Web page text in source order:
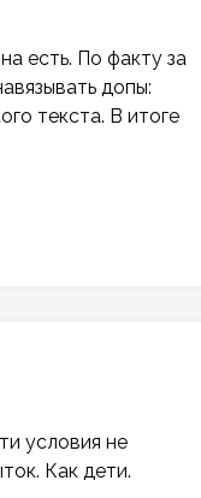
есть. По факту за
допы:
текста. В итоге
условия не
Как дети.